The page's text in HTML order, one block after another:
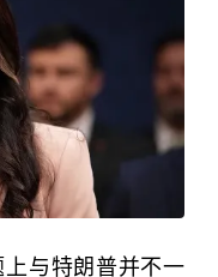
与特朗普并不一